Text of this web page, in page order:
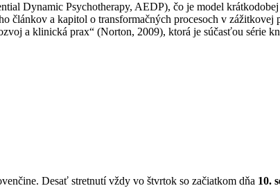
Dynamic Psychotherapy, AEDP), čo je model krátkodobej
a kapitol o transformačných procesoch v zážitkovej
a klinická prax“ (Norton, 2009), ktorá je súčasťou série
Desať stretnutí vždy vo štvrtok so začiatkom dňa 10.